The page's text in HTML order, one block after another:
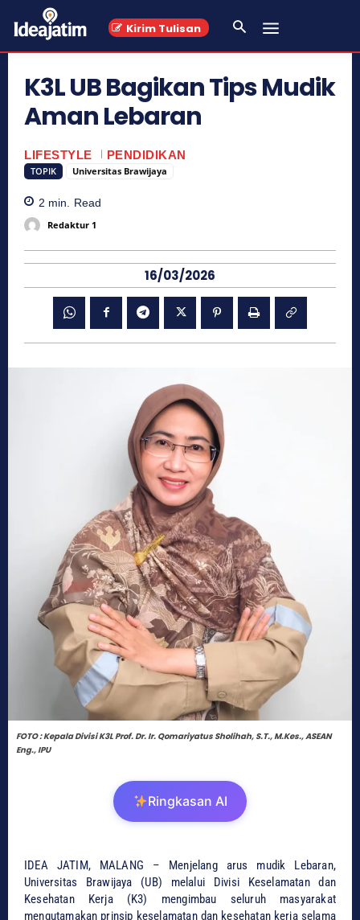
Kirim Tulisan
K3L UB Bagikan Tips Mudik
Aman Lebaran
LIFESTYLE PENDIDIKAN
TOPIK Universitas Brawijaya
2 min. Read
Redaktur 1
16/03/2026
FOTO : Kepala Divisi K3L Prof. Dr. Ir. Qomariyatus Sholihah, S.T., M.Kes., ASEAN
Eng., IPU
Ringkasan AI
IDEA JATIM, MALANG – Menjelang arus mudik Lebaran,
Universitas Brawijaya (UB) melalui Divisi Keselamatan dan
Kesehatan Kerja (K3) mengimbau seluruh masyarakat
mengutamakan prinsip keselamatan dan kesehatan kerja selama